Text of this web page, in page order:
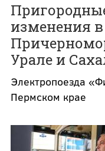
изменения
Урале и
Электропоезда
Пермском крае